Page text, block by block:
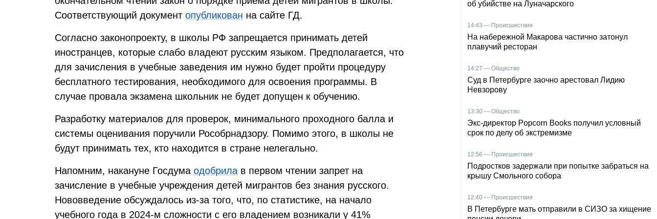
Соответствующий документ опубликован на сайте ГД.
Согласно законопроекту, в школы РФ запрещается принимать детей
иностранцев, которые слабо владеют русским языком. Предполагается, что
для зачисления в учебные заведения им нужно будет пройти процедуру
бесплатного тестирования, необходимого для освоения программы. В
случае провала экзамена школьник не будет допущен к обучению.
Разработку материалов для проверок, минимального проходного балла и
системы оценивания поручили Рособрнадзору. Помимо этого, в школы не
будут принимать тех, кто находится в стране нелегально.
Напомним, накануне Госдума одобрила в первом чтении запрет на
зачисление в учебные учреждения детей мигрантов без знания русского.
Нововведение обсуждалось из-за того, что, по статистике, на начало
учебного года в 2024-м сложности с его владением возникали у 41%
об убийстве на Луначарского
14:43 — Происшествия
На набережной Макарова частично затонул
плавучий ресторан
14:27 — Общество
Суд в Петербурге заочно арестовал Лидию
Невзорову
13:30 — Общество
Экс-директор Popcorn Books получил условный
срок по делу об экстремизме
12:56 — Происшествия
Подростков задержали при попытке забраться на
крышу Смольного собора
12:40 — Происшествия
В Петербурге мать отправили в СИЗО за хищение